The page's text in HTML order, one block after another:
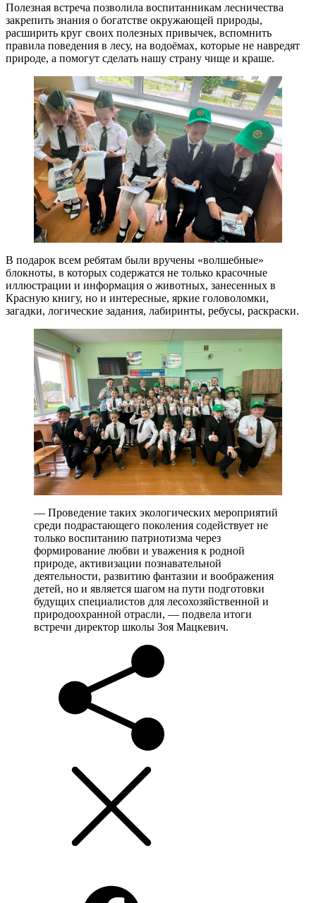
Полезная встреча позволила воспитанникам лесничества
закрепить знания о богатстве окружающей природы,
расширить круг своих полезных привычек, вспомнить
правила поведения в лесу, на водоёмах, которые не навредят
природе, а помогут сделать нашу страну чище и краше.
В подарок всем ребятам были вручены «волшебные»
блокноты, в которых содержатся не только красочные
иллюстрации и информация о животных, занесенных в
Красную книгу, но и интересные, яркие головоломки,
загадки, логические задания, лабиринты, ребусы, раскраски.
— Проведение таких экологических мероприятий
среди подрастающего поколения содействует не
только воспитанию патриотизма через
формирование любви и уважения к родной
природе, активизации познавательной
деятельности, развитию фантазии и воображения
детей, но и является шагом на пути подготовки
будущих специалистов для лесохозяйственной и
природоохранной отрасли, — подвела итоги
встречи директор школы Зоя Мацкевич.